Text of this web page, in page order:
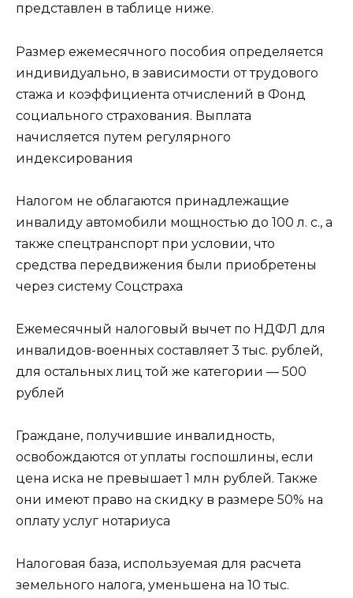
представлен в таблице ниже.
Размер ежемесячного пособия определяется
индивидуально, в зависимости от трудового
стажа и коэффициента отчислений в Фонд
социального страхования. Выплата
начисляется путем регулярного
индексирования
Налогом не облагаются принадлежащие
инвалиду автомобили мощностью до 100 л. с., а
также спецтранспорт при условии, что
средства передвижения были приобретены
через систему Соцстраха
Ежемесячный налоговый вычет по НДФЛ для
инвалидов-военных составляет 3 тыс. рублей,
для остальных лиц той же категории — 500
рублей
Граждане, получившие инвалидность,
освобождаются от уплаты госпошлины, если
цена иска не превышает 1 млн рублей. Также
они имеют право на скидку в размере 50% на
оплату услуг нотариуса
Налоговая база, используемая для расчета
земельного налога, уменьшена на 10 тыс.